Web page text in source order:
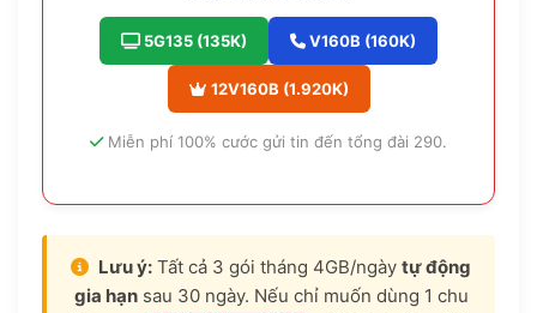
5G135 (135K) V160B (160K)
12V160B (1.920K)
Miễn phí 100% cước gửi tin đến tổng đài 290.
Lưu ý: Tất cả 3 gói tháng 4GB/ngày tự động
gia hạnsau 30 ngày. Nếu chỉ muốn dùng 1 chu